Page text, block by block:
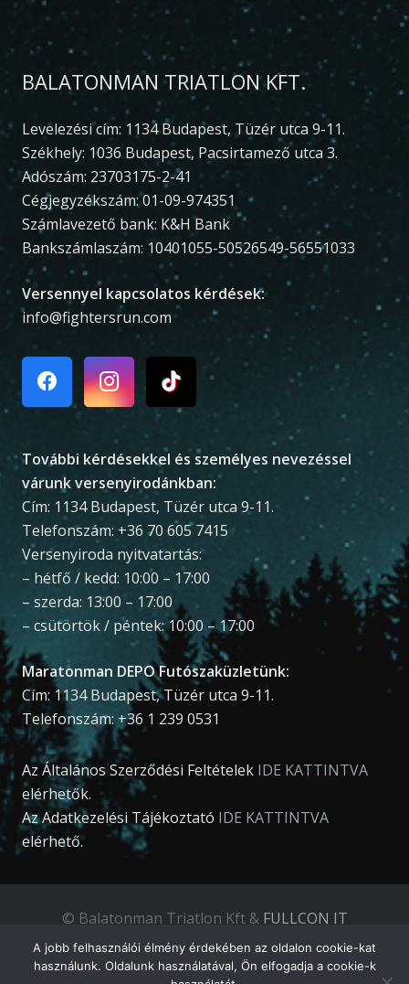
BALATONMAN TRIATLON KFT.
Levelezési cím: 1134 Budapest, Tüzér utca 9-11.
Székhely: 1036 Budapest, Pacsirtamező utca 3.
Adószám: 23703175-2-41
Cégjegyzékszám: 01-09-974351
Számlavezető bank: K&H Bank
Bankszámlaszám: 10401055-50526549-56551033
Versennyel kapcsolatos kérdések:
info@fightersrun.com
További kérdésekkel és személyes nevezéssel
várunk versenyirodánkban:
Cím: 1134 Budapest, Tüzér utca 9-11.
Telefonszám: +36 70 605 7415
Versenyiroda nyitvatartás:
– hétfő / kedd: 10:00 – 17:00
– szerda: 13:00 – 17:00
– csütörtök / péntek: 10:00 – 17:00
Maratonman DEPO Futószaküzletünk:
Cím: 1134 Budapest, Tüzér utca 9-11.
Telefonszám: +36 1 239 0531
Az Általános Szerződési Feltételek IDE KATTINTVA
elérhetők.
Az Adatkezelési Tájékoztató IDE KATTINTVA
elérhető.
© Balatonman Triatlon Kft & FULLCON IT
Development Kft.
A jobb felhasználói élmény érdekében az oldalon cookie-kat
használunk. Oldalunk használatával, Ön elfogadja a cookie-k